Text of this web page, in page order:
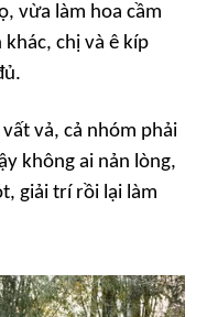
vừa làm hoa cầm
chị và ê kíp
vả, cả nhóm phải
không ai nản lòng,
giải trí rồi lại làm